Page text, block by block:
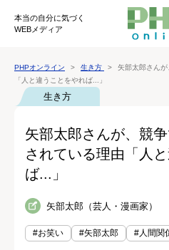
本当の自分に気づく
WEBメディア
PHPオンライン 生き方
矢部太郎さん
「人と違うことをやれば...」
生き方
矢部太郎さんが、競
されている理由「人
ば...」
矢部太郎（芸人・漫画家）
#お笑い #矢部太郎 #人間関